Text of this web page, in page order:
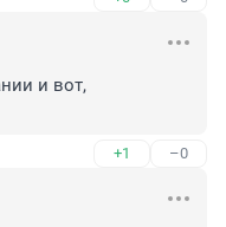
и вот,
+1 –0